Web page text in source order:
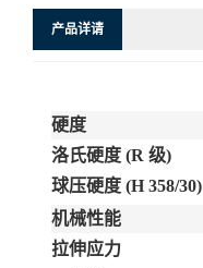
产品详请
硬度
洛氏硬度 (R 级)
球压硬度 (H 358/30)
机械性能
拉伸应力